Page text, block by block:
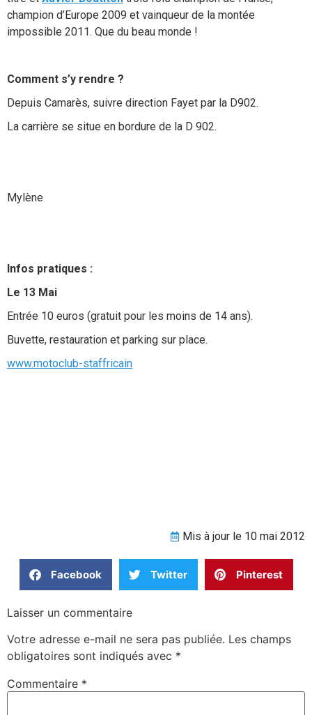
champion d’Europe 2009 et vainqueur de la montée
impossible 2011. Que du beau monde !
Comment s’y rendre ?
Depuis Camarès, suivre direction Fayet par la D902.
La carrière se situe en bordure de la D 902.
Mylène
Infos pratiques :
Le 13 Mai
Entrée 10 euros (gratuit pour les moins de 14 ans).
Buvette, restauration et parking sur place.
www.motoclub-staffricain
Mis à jour le 10 mai 2012
Facebook Twitter Pinterest
Laisser un commentaire
Votre adresse e-mail ne sera pas publiée. Les champs
obligatoires sont indiqués avec *
Commentaire *